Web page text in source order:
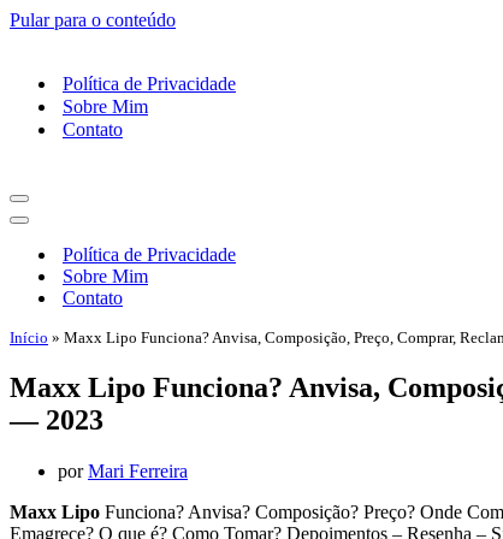
Pular para o conteúdo
Política de Privacidade
Sobre Mim
Contato
Menu
de
navegação
Menu
navegaçãoPolítica de Privacidade
Sobre Mim
Contato
Início » Maxx Lipo Funciona? Anvisa, Composição, Preço, Comprar,
Maxx Lipo Funciona? Anvisa,
— 2023
porMari Ferreira
Maxx Lipo Funciona? Anvisa? Composição? Preço? Onde
Emagrece? O que é? Como Tomar? Depoimentos – Resenha